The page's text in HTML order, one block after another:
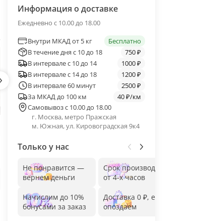
Информация о доставке
Ежедневно с 10.00 до 18.00
Внутри МКАД от 5 кг
Бесплатно
В течение дня с 10 до 18
750 ₽
В интервале с 10 до 14
1000 ₽
В интервале с 14 до 18
1200 ₽
В интервале 60 минут
2500 ₽
За МКАД до 100 км
40 ₽/км
Самовывоз с 10.00 до 18.00
г. Москва, метро Пражская
м. Южная, ул. Кировоградская 9к4
Только у нас
Не понравится —
вернем деньги
Начислим до 10%
бонусами за заказ
Срок производства
от 4-х часов
Доставка 0 ₽, если
опоздаем